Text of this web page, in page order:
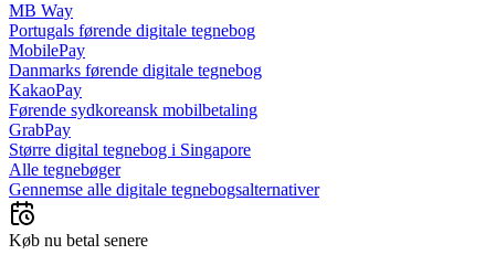
MB Way
Portugals førende digitale tegnebog
MobilePay
Danmarks førende digitale tegnebog
KakaoPay
Førende sydkoreansk mobilbetaling
GrabPay
Større digital tegnebog i Singapore
Alle tegnebøger
Gennemse alle digitale tegnebogsalternativer
Køb nu betal senere